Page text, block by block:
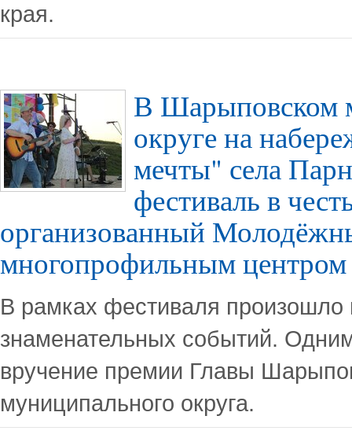
края.
В Шарыповском
округе на
мечты" села
фестиваль в
организованный
многопрофильным
В рамках фестиваля произошло
знаменательных событий.
вручение премии Главы
муниципального округа.